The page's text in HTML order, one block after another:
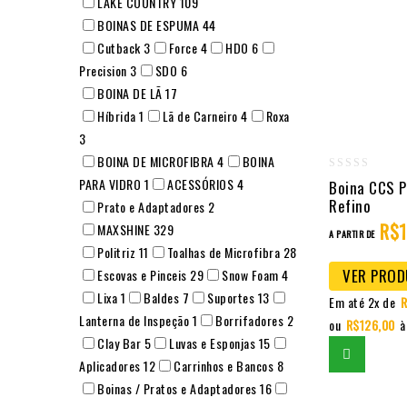
0
out
Boina CCS
Refino
A PARTIR DE R$
VER
Em até 2x de
ou R$126,00
BOINAS DE ESPUMA44
Cutback 3 Force4 HDO 6
Precision 3 SDO 6
BOINA DE LÃ17
Híbrida1 Lã de Carneiro4
Roxa
3
BOINA DE MICROFIBRA4
BOINA
PARA VIDRO 1 ACESSÓRIOS4
Prato e Adaptadores 2
MAXSHINE 329
Politriz 11 Toalhas de Microfibra 28
Escovas e Pinceis 29 Snow Foam4
Lixa1 Baldes 7 Suportes13
Lanterna de Inspeção1 Borrifadores 2
Clay Bar 5 Luvas e Esponjas15
Aplicadores12 Carrinhos e Bancos 8
Boinas / Pratos e Adaptadores16